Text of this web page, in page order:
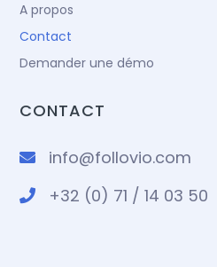
A propos
Contact
Demander une démo
CONTACT
info@follovio.com
+32 (0) 71 / 14 03 50